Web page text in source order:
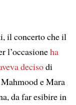
il concerto che il
l’occasioneha
decisodi
e Mara
da far esibire in